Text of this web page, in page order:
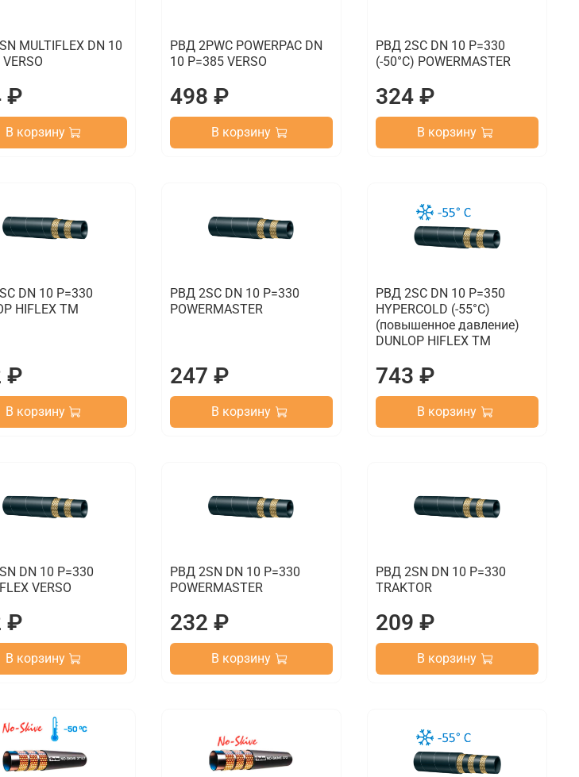
MULTIFLEX DN 10
₽
В корзину
РВД 2PWC POWERPAC DN
10 P=385 VERSO
498 ₽
В корзину
РВД 2SC DN 10 P=330
(-50°C) POWERMASTER
324 ₽
В корзину
DN 10 P=330
HIFLEX TM
₽
В корзину
РВД 2SC DN 10 P=330
POWERMASTER
247 ₽
В корзину
РВД 2SC DN 10 P=350
HYPERCOLD (-55°C)
(повышенное давление)
DUNLOP HIFLEX TM
743 ₽
В корзину
DN 10 P=330
VERSO
₽
В корзину
РВД 2SN DN 10 P=330
POWERMASTER
232 ₽
В корзину
РВД 2SN DN 10 P=330
TRAKTOR
209 ₽
В корзину